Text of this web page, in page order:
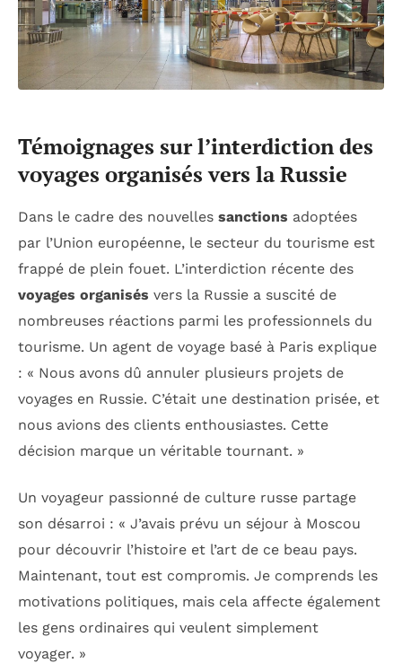
Témoignages sur l’interdiction des
voyages organisés vers la Russie
Dans le cadre des nouvelles sanctions adoptées
par l’Union européenne, le secteur du tourisme est
frappé de plein fouet. L’interdiction récente des
voyages organisés vers la Russie a suscité de
nombreuses réactions parmi les professionnels du
tourisme. Un agent de voyage basé à Paris explique
: « Nous avons dû annuler plusieurs projets de
voyages en Russie. C’était une destination prisée, et
nous avions des clients enthousiastes. Cette
décision marque un véritable tournant. »
Un voyageur passionné de culture russe partage
son désarroi : « J’avais prévu un séjour à Moscou
pour découvrir l’histoire et l’art de ce beau pays.
Maintenant, tout est compromis. Je comprends les
motivations politiques, mais cela affecte également
les gens ordinaires qui veulent simplement
voyager. »